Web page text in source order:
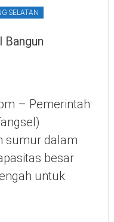
SELATAN
Bangun
– Pemerintah
sumur dalam
besar
untuk